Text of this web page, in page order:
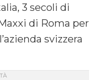
3 secoli di
di Roma per
svizzera